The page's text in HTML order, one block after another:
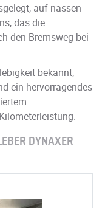
auf nassen
das die
den Bremsweg bei
bekannt,
ein hervorragendes
DYNAXER